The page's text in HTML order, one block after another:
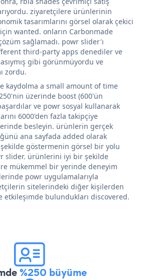
ziyaretçilere ürünlerinin
tasarımlarını görsel olarak çekici
wanted. onların Carbonmade
sağlamadı. powr slider'ı
third-party apps denediler ve
gibi görünmüyordu ve
zordu.
kaydolma a small amount of time
üzerinde boost (600'ün
ve powr sosyal kullanarak
6000'den fazla takipçiye
besleyin. ürünlerin gerçek
ana sayfada added olarak
göstermenin görsel bir yolu
slider. ürünlerini iyi bir şekilde
mükemmel bir yerinde deneyim
powr uygulamalarıyla
sitelerindeki diğer kişilerden
etkileşimde bulundukları discovered.
%250 büyüme